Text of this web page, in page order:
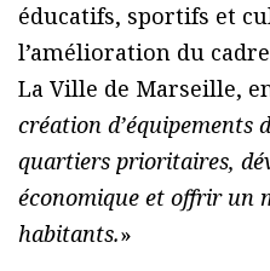
éducatifs, sportifs et
l’amélioration du
La Ville de Marseille,
création d’équipements
quartiers prioritaires,
économique et offrir un
habitants.»